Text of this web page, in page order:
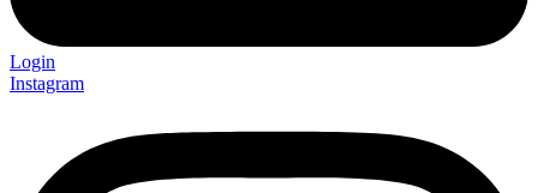
Login
Instagram